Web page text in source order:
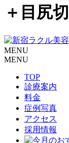
＋目尻
MENU
MENU
TOP
診療案内
料金
症例写真
アクセス
採用情報